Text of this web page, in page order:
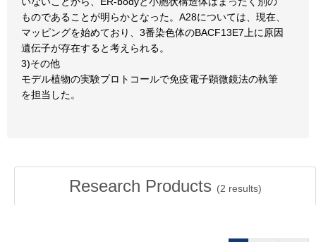
ものであることが明らかとなった。A28については、現在、
マッピングを始めており、3番染色体のBACF13E7上に原因
遺伝子が存在すると考えられる。
3)その他
モデル植物の実験プロトコールで免疫電子顕微鏡法の執筆
を担当した。
Research Products (2 results)